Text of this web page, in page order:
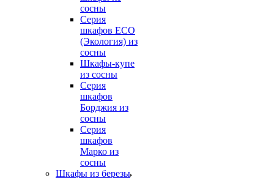
сосны
Серия
шкафов ECO
(Экология) из
сосны
Шкафы-купе
из сосны
Серия
шкафов
Борджия из
сосны
Серия
шкафов
Марко из
сосны
Шкафы из березы